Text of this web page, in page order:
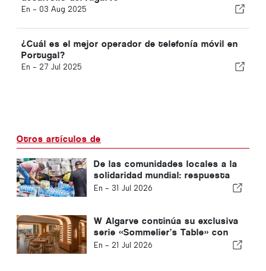
En - 03 Aug 2025
¿Cuál es el mejor operador de telefonía móvil en
Portugal?
En - 27 Jul 2025
Otros artículos de
De las comunidades locales a la
solidaridad mundial: respuesta
colectiva tras los terremotos
En - 31 Jul 2026
W Algarve continúa su exclusiva
serie «Sommelier’s Table» con
Buçaco
En - 21 Jul 2026